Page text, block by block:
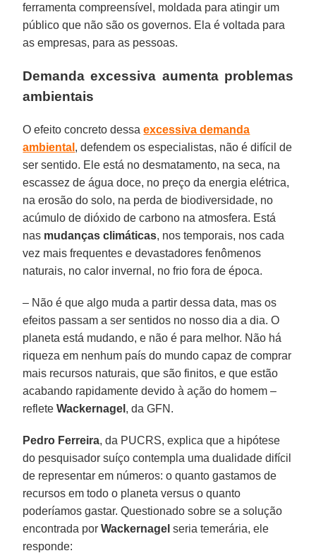
ferramenta compreensível, moldada para atingir um
público que não são os governos. Ela é voltada para
as empresas, para as pessoas.
Demanda excessiva aumenta problemas
ambientais
O efeito concreto dessaexcessiva demanda
ambiental , defendem os especialistas, não é difícil de
ser sentido. Ele está no desmatamento, na seca, na
escassez de água doce, no preço da energia elétrica,
na erosão do solo, na perda de biodiversidade, no
acúmulo de dióxido de carbono na atmosfera. Está
nas mudanças climáticas, nos temporais, nos cada
vez mais frequentes e devastadores fenômenos
naturais, no calor invernal, no frio fora de época.
– Não é que algo muda a partir dessa data, mas os
efeitos passam a ser sentidos no nosso dia a dia. O
planeta está mudando, e não é para melhor. Não há
riqueza em nenhum país do mundo capaz de comprar
mais recursos naturais, que são finitos, e que estão
acabando rapidamente devido à ação do homem –
refleteWackernagel , da GFN.
Pedro Ferreira, da PUCRS, explica que a hipótese
do pesquisador suíço contempla uma dualidade difícil
de representar em números: o quanto gastamos de
recursos em todo o planeta versus o quanto
poderíamos gastar. Questionado sobre se a solução
encontrada porWackernagel seria temerária, ele
responde: